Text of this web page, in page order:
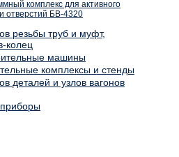
комплекс для активного
отверстий БВ-4320
резьбы труб и муфт,
колец
машины
комплексы и стенды
деталей и узлов вагонов